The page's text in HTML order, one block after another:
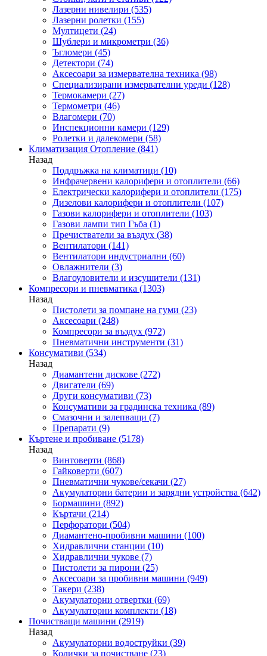
Лазерни нивелири (535)
Лазерни ролетки (155)
Мултицети (24)
Шублери и микрометри (36)
Ъгломери (45)
Детектори (74)
Аксесоари за измервателна техника (98)
Специализирани измервателни уреди (128)
Термокамери (27)
Термометри (46)
Влагомери (70)
Инспекционни камери (129)
Ролетки и далекомери (58)
Климатизация Отопление (841)
Назад
Поддръжка на климатици (10)
Инфрачервени калорифери и отоплители (66)
Електрически калорифери и отоплители (175)
Дизелови калорифери и отоплители (107)
Газови калорифери и отоплители (103)
Газови лампи тип Гъба (1)
Пречистватели за въздух (38)
Вентилатори (141)
Вентилатори индустриални (60)
Овлажнители (3)
Влагоуловители и изсушители (131)
Компресори и пневматика (1303)
Назад
Пистолети за помпане на гуми (23)
Аксесоари (248)
Компресори за въздух (972)
Пневматични инструменти (31)
Консумативи (534)
Назад
Диамантени дискове (272)
Двигатели (69)
Други консумативи (73)
Консумативи за градинска техника (89)
Смазочни и залепващи (7)
Препарати (9)
Къртене и пробиване (5178)
Назад
Винтоверти (868)
Гайковерти (607)
Пневматични чукове/секачи (27)
Акумулаторни батерии и зарядни устройства (642)
Бормашини (892)
Къртачи (214)
Перфоратори (504)
Диамантено-пробивни машини (100)
Хидравлични станции (10)
Хидравлични чукове (7)
Пистолети за пирони (25)
Аксесоари за пробивни машини (949)
Такери (238)
Акумулаторни отвертки (69)
Акумулаторни комплекти (18)
Почистващи машини (2919)
Назад
Акумулаторни водоструйки (39)
Колички за почистване (23)